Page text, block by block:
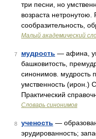
три песни, но
возраста нетронутою.
сообразительность,
Малый академический
7 мудрость — афина,
башковитость,
синонимов. мудрость
умственность (ирон.)
Практический
Словарь синонимов
8 ученость —
эрудированность;